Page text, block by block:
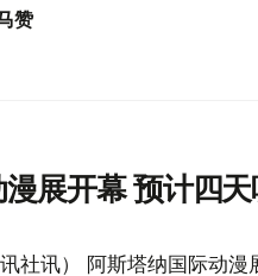
赞
展开幕 预计四
讯社讯） 阿斯塔纳国际动